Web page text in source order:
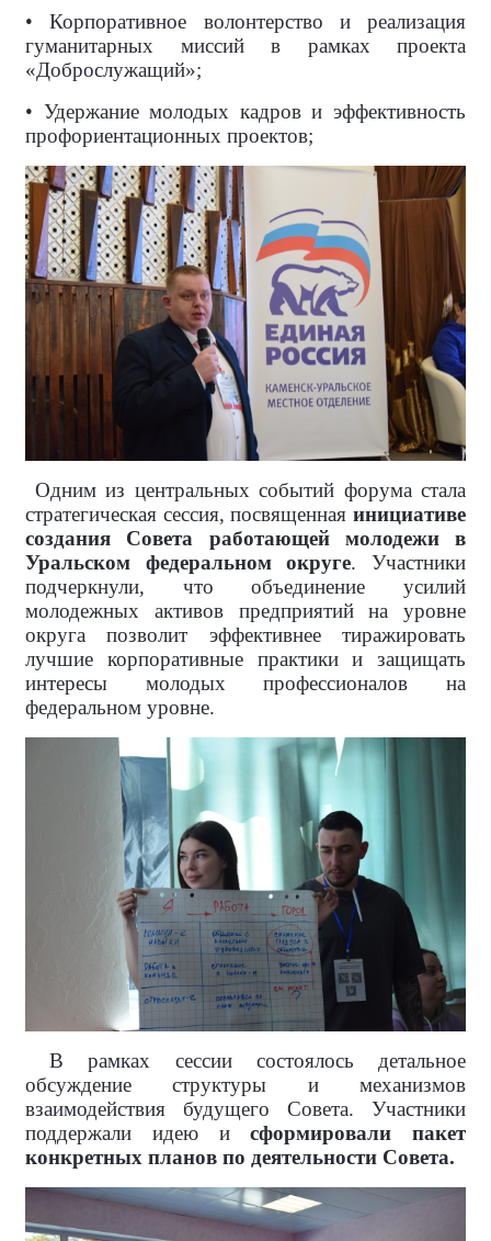
• Корпоративное волонтерство и реализация
гуманитарных миссий в рамках проекта
«Доброслужащий»;
• Удержание молодых кадров и эффективность
профориентационных проектов;
Одним из центральных событий форума стала
стратегическая сессия, посвященная инициативе
создания Совета работающей молодежи в
Уральском федеральном округе. Участники
подчеркнули, что объединение усилий
молодежных активов предприятий на уровне
округа позволит эффективнее тиражировать
лучшие корпоративные практики и защищать
интересы молодых профессионалов на
федеральном уровне.
В рамках сессии состоялось детальное
обсуждение структуры и механизмов
взаимодействия будущего Совета. Участники
поддержали идею исформировали пакет
конкретных планов по деятельности Совета.